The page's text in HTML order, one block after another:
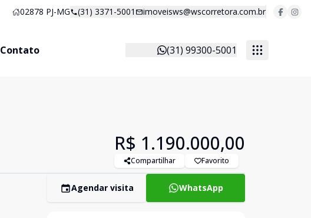
02878 PJ-MG (31) 3371-5001 imoveisws@wscorretora.com.br
Contato (31) 99300-5001
R$ 1.190.000,00
Compartilhar Favorito
Agendar visita WhatsApp